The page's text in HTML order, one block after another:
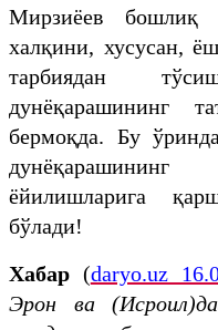
Мирзиёев бошлиқ
халқини, хусусан,
тарбиядан
дунёқарашининг
бермоқда. Бу
ёйилишларига
бўлади!
Хабар (daryo.uz
Эрон ва